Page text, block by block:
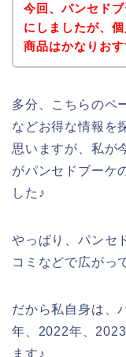
今回、パンセド
にしましたが、
商品はかなりお
多分、こちらのペ
などお得な情報を
思いますが、私が
がパンセドブーケ
した♪
やっぱり、パンセ
コミなどで広がっ
だから私自身は、
年、2022年、
ます♪